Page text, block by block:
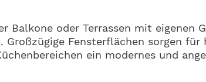
Balkone oder Terrassen mit eigenen
Fensterflächen sorgen für
ein modernes und